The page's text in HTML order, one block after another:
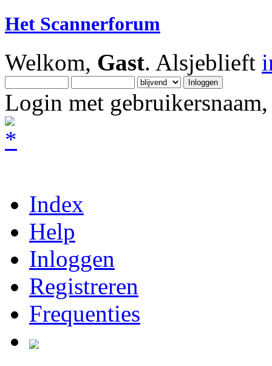
Het Scannerforum
Welkom, Gast. Alsjeblieft
Login met
Index
Help
Inloggen
Registreren
Frequenties